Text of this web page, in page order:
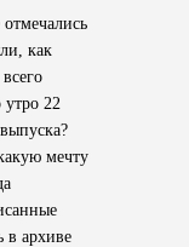
как
утро 22
мечту
в архиве